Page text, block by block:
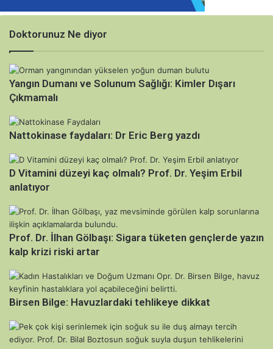
Doktorunuz Ne diyor
Yangın Dumanı ve Solunum Sağlığı: Kimler Dışarı
Çıkmamalı
Nattokinase faydaları: Dr Eric Berg yazdı
D Vitamini düzeyi kaç olmalı? Prof. Dr. Yeşim Erbil
anlatıyor
Prof. Dr. İlhan Gölbaşı: Sigara tüketen gençlerde yazın
kalp krizi riski artar
Birsen Bilge: Havuzlardaki tehlikeye dikkat